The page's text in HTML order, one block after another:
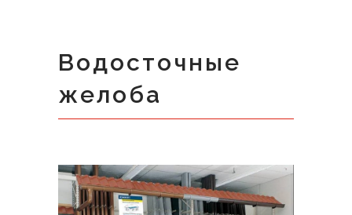
Водосточные
желоба